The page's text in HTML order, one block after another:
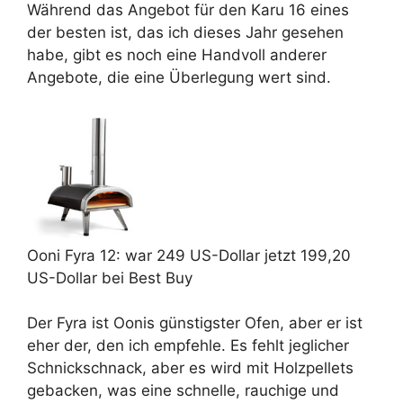
Während das Angebot für den Karu 16 eines
der besten ist, das ich dieses Jahr gesehen
habe, gibt es noch eine Handvoll anderer
Angebote, die eine Überlegung wert sind.
Ooni Fyra 12: war 249 US-Dollar jetzt 199,20
US-Dollar bei Best Buy
Der Fyra ist Oonis günstigster Ofen, aber er ist
eher der, den ich empfehle. Es fehlt jeglicher
Schnickschnack, aber es wird mit Holzpellets
gebacken, was eine schnelle, rauchige und